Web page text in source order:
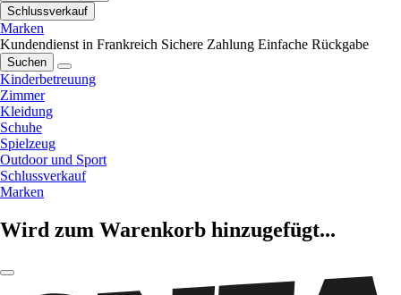
Schlussverkauf
Marken
Kundendienst in Frankreich Sichere Zahlung Einfache Rückgabe
Suchen
Kinderbetreuung
Zimmer
Kleidung
Schuhe
Spielzeug
Outdoor und Sport
Schlussverkauf
Marken
Wird zum Warenkorb hinzugefügt...